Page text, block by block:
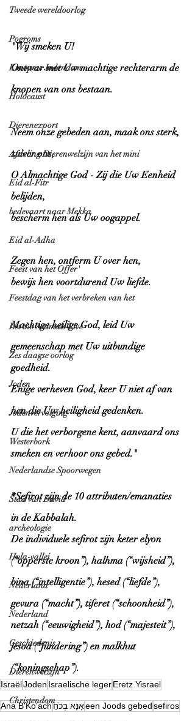
Tweede wereldoorlog
Pogroms
Europese Jodendom
Holocaust
Dierenexport
Afdeling Dierenwelzijn van het mini
Eid al-Fitr
bedevaart naar Mekka
Eid al-Adha
Feest van het Offer'
Feestdag van het verbreken van het
Let the Animals Live
Zes daagse oorlog
Joden
Jodenvervolging
Westerbork
Nederlandse Spoorwegen
Stad van David
archeologie
Hula-vallei
Nederland
Nederland
Geschiedenis
Dierenwelzijn
Christendom
"Wij smeken U!
Ontwar met Uw machtige rechterarm de
knopen van ons bestaan.
Neem onze gebeden aan, maak ons sterk,
zuiver ons,
O Almachtige God - Zij die Uw Eenheid
belijden,
bescherm hen als Uw oogappel.
Zegen hen, ontferm U over hen,
bewijs hen voortdurend Uw liefde.
Machtige heilige God, leid Uw
gemeenschap met Uw uitbundige
goedheid.
Enige verheven God, keer U niet af van
hen die Uw heiligheid gedenken.
U die het verborgene kent, aanvaard ons
smeken en verhoor ons gebed."
*Sefirot zijn de 10 attributen/emanaties
in de Kabbalah.
De individuele sefirot zijn keter elyon
(“opperste kroon”), halhma (“wijsheid”),
bina (“intelligentie”), hesed (“liefde”),
gevura (“macht”), tiferet (“schoonheid”),
netzah (“eeuwigheid”), hod (“majesteit”),
jesod (“fundering”) en malkhut
(“koningschap”).
IsraëlJoden Israelische legerEretz Yisrael
Ana B'Ko'achאָנָּא בְּכֹחַeen Joods gebedsefiros